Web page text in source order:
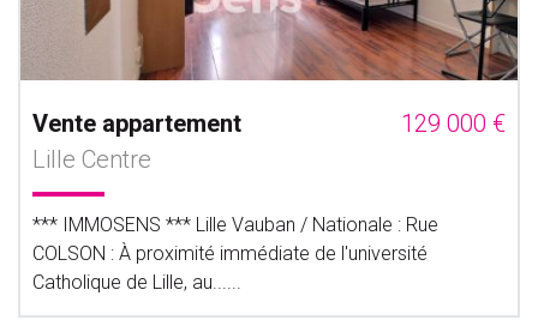
Vente appartement
129 000 €
Lille Centre
*** IMMOSENS *** Lille Vauban / Nationale : Rue
COLSON : À proximité immédiate de l'université
Catholique de Lille, au......